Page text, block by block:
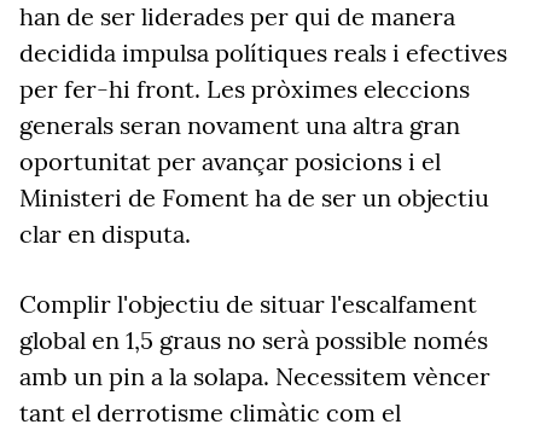
han de ser liderades per qui de manera
decidida impulsa polítiques reals i efectives
per fer-hi front. Les pròximes eleccions
generals seran novament una altra gran
oportunitat per avançar posicions i el
Ministeri de Foment ha de ser un objectiu
clar en disputa.
Complir l'objectiu de situar l'escalfament
global en 1,5 graus no serà possible només
amb un pin a la solapa. Necessitem vèncer
tant el derrotisme climàtic com el